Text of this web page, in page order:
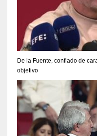
De la Fuente, confiado de
objetivo